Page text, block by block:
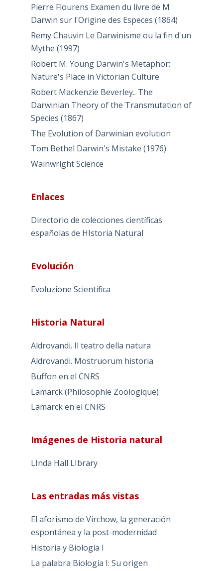
Pierre Flourens Examen du livre de M
Darwin sur l'Origine des Especes (1864)
Remy Chauvin Le Darwinisme ou la fin d'un
Mythe (1997)
Robert M. Young Darwin's Metaphor:
Nature's Place in Victorian Culture
Robert Mackenzie Beverley.. The
Darwinian Theory of the Transmutation of
Species (1867)
The Evolution of Darwinian evolution
Tom Bethel Darwin's Mistake (1976)
Wainwright Science
Enlaces
Directorio de colecciones científicas
españolas de HIstoria Natural
Evolución
Evoluzione Scientifica
Historia Natural
Aldrovandi. Il teatro della natura
Aldrovandi. Mostruorum historia
Buffon en el CNRS
Lamarck (Philosophie Zoologique)
Lamarck en el CNRS
Imágenes de Historia natural
LInda Hall LIbrary
Las entradas más vistas
El aforismo de Virchow, la generación
espontánea y la post-modernidad
Historia y Biología I
La palabra Biología I: Su origen